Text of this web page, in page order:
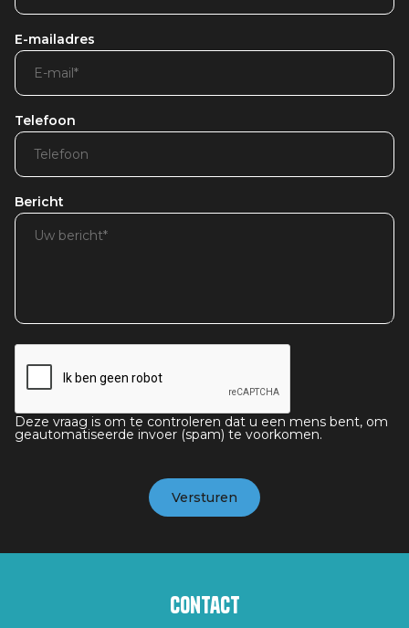
E-mailadres
Telefoon
Bericht
Deze vraag is om te controleren dat u een mens bent, om
geautomatiseerde invoer (spam) te voorkomen.
Contact